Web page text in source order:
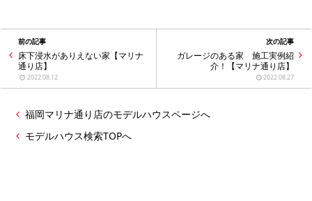
前の記事
床下浸水がありえない家【マリナ
通り店】
2022.08.12
次の記事
ガレージのある家 施工実例紹
介！【マリナ通り店】
2022.08.27
福岡マリナ通り店のモデルハウスページへ
モデルハウス検索TOPへ